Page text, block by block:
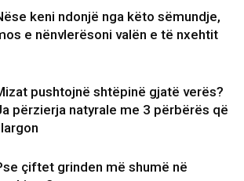
keni ndonjë nga këto sëmundje,
e nënvlerësoni valën e të nxehtit
pushtojnë shtëpinë gjatë verës?
përzierja natyrale me 3 përbërës që
çiftet grinden më shumë në